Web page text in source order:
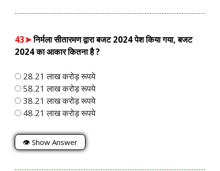
43➤निर्मला सीतारमण द्वारा बजट 2024 पेश किया गया, बजट
2024 का आकार कितना है ?
28.21 लाख करोड़ रूपये
58.21 लाख करोड़ रूपये
38.21 लाख करोड़ रूपये
48.21 लाख करोड़ रूपये
👁 Show Answer